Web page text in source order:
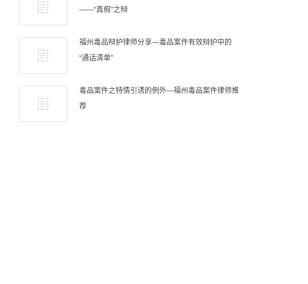
——“真假”之辩
福州毒品辩护律师分享—毒品案件有效辩护中的
“通话清单”
毒品案件之特情引诱的例外—福州毒品案件律师推
荐